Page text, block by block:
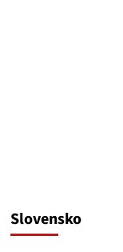
Slovensko